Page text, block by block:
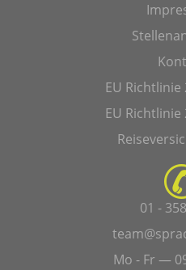
EU Richtlinie
EU Richtlinie
01 -
Mo - Fr —